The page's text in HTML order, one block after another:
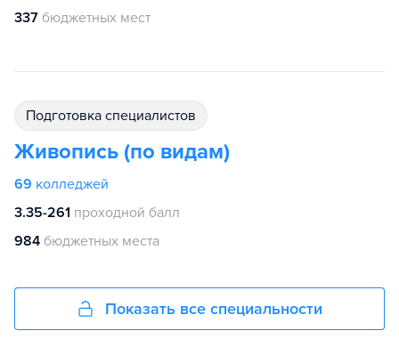
337 бюджетных мест
подготовка специалистов
Живопись (по видам)
69 колледжей
3.35-261 проходной балл
984 бюджетных места
Показать все специальности